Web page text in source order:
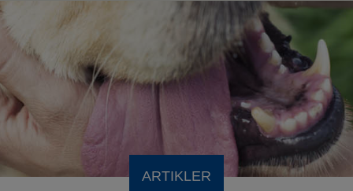
ARTIKLER